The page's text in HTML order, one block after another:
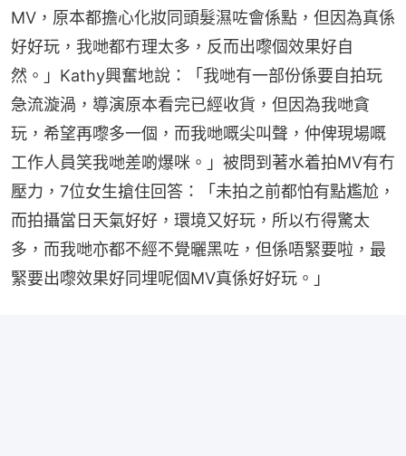
MV，原本都擔心化妝同頭髮濕咗會係點，但因為真係
好好玩，我哋都冇理太多，反而出嚟個效果好自
然。」Kathy興奮地說：「我哋有一部份係要自拍玩
急流漩渦，導演原本看完已經收貨，但因為我哋貪
玩，希望再嚟多一個，而我哋嘅尖叫聲，仲俾現場嘅
工作人員笑我哋差啲爆咪。」被問到著水着拍MV有冇
壓力，7位女生搶住回答：「未拍之前都怕有點尷尬，
而拍攝當日天氣好好，環境又好玩，所以冇得驚太
多，而我哋亦都不經不覺曬黑咗，但係唔緊要啦，最
緊要出嚟效果好同埋呢個MV真係好好玩。」